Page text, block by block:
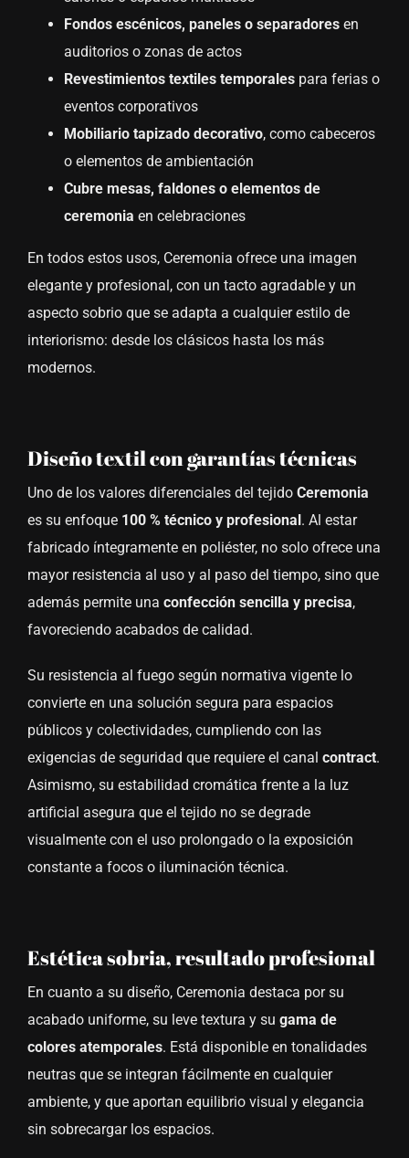
Fondos escénicos, paneles o separadoresen
auditorios o zonas de actos
Revestimientos textiles temporalespara ferias o
eventos corporativos
Mobiliario tapizado decorativo, como cabeceros
o elementos de ambientación
Cubre mesas, faldones o elementos de
ceremonia en celebraciones
En todos estos usos, Ceremonia ofrece una imagen
elegante y profesional, con un tacto agradable y un
aspecto sobrio que se adapta a cualquier estilo de
interiorismo: desde los clásicos hasta los más
modernos.
Diseño textil con garantías técnicas
Uno de los valores diferenciales del tejido Ceremonia
es su enfoque 100 % técnico y profesional. Al estar
fabricado íntegramente en poliéster, no solo ofrece una
mayor resistencia al uso y al paso del tiempo, sino que
además permite una confección sencilla y precisa,
favoreciendo acabados de calidad.
Su resistencia al fuego según normativa vigente lo
convierte en una solución segura para espacios
públicos y colectividades, cumpliendo con las
exigencias de seguridad que requiere el canal contract.
Asimismo, su estabilidad cromática frente a la luz
artificial asegura que el tejido no se degrade
visualmente con el uso prolongado o la exposición
constante a focos o iluminación técnica.
Estética sobria, resultado profesional
En cuanto a su diseño, Ceremonia destaca por su
acabado uniforme, su leve textura y su gama de
colores atemporales. Está disponible en tonalidades
neutras que se integran fácilmente en cualquier
ambiente, y que aportan equilibrio visual y elegancia
sin sobrecargar los espacios.